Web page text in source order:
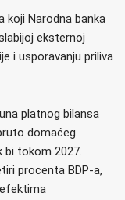
koji Narodna banka
eksternoj
i usporavanju priliva
platnog bilansa
domaćeg
bi tokom 2027.
procenta BDP-a,